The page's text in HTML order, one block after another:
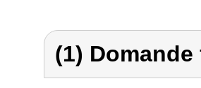
(1)